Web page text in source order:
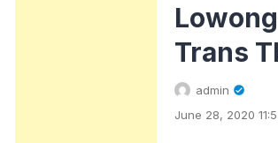
Trans
admin
June 28, 2020